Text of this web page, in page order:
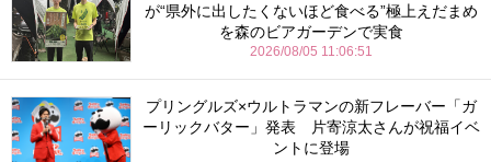
が“県外に出したくないほど食べる”極上えだまめ
を森のビアガーデンで実食
2026/08/05 11:06:51
プリングルズ×ウルトラマンの新フレーバー「ガ
ーリックバター」発表 片寄涼太さんが祝福イベ
ントに登場